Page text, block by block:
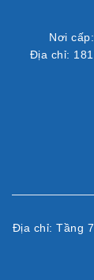
Nơi
Địa chỉ:
Địa chỉ: Tầng